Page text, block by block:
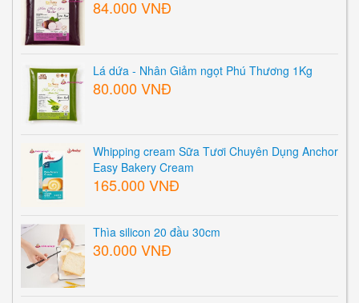
84.000 VNĐ
Lá dứa - Nhân Giảm ngọt Phú Thương 1Kg
80.000 VNĐ
Whipping cream Sữa Tươi Chuyên Dụng Anchor
Easy Bakery Cream
165.000 VNĐ
Thìa silicon 20 đầu 30cm
30.000 VNĐ